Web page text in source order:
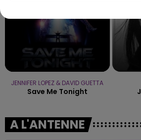
JENNIFER LOPEZ & DAVID GUETTA
Save Me Tonight
A L'ANTENNE